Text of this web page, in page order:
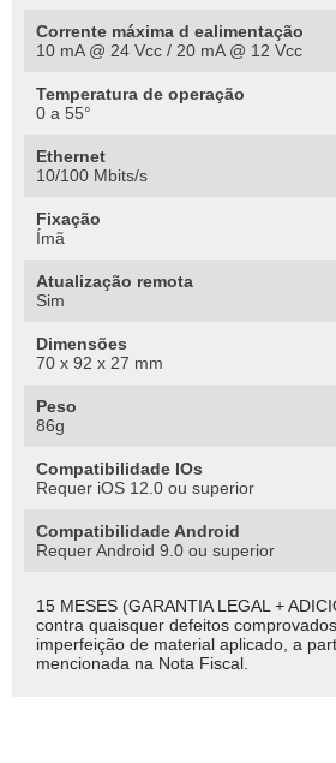
Corrente máxima d ealimentação
10 mA @ 24 Vcc / 20 mA @ 12 Vcc
Temperatura de operação
0 a 55°
Ethernet
10/100 Mbits/s
Fixação
Ímã
Atualização remota
Sim
Dimensões
70 x 92 x 27 mm
Peso
86g
Compatibilidade IOs
Requer iOS 12.0 ou superior
Compatibilidade Android
Requer Android 9.0 ou superior
15 MESES (GARANTIA LEGAL +
contra quaisquer defeitos
imperfeição de material aplicado, a
mencionada na Nota Fiscal.